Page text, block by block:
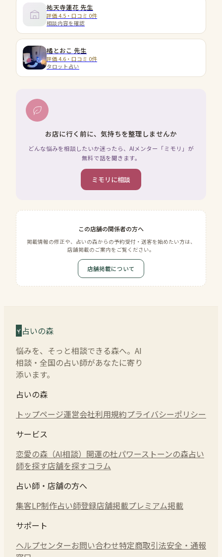
祐天寺蓮花 先生
評価 4.5・口コミ 0件
相談内容を確認
橘とおこ 先生
評価 4.6・口コミ 0件
タロット占い
お店に行く前に、気持ちを整理しませんか
どんな悩みを相談したいか迷ったら、AIメンター「ミモリ」が
無料で話を聞きます。
ミモリに相談
この店舗の関係者の方へ
掲載情報の修正や、占いの森からの予約受付・送客を始めたい方は、
店舗掲載のご案内をご覧ください。
店舗掲載について
占いの森
悩みを、そっと相談できる森へ。AI
相談・全国の占い師があなたに寄り
添います。
占いの森
トップページ運営会社利用規約プライバシーポリシー
サービス
恋愛の森（AI相談） 開運の杜パワーストーンの森占い
師を探す店舗を探すコラム
占い師・店舗の方へ
集客LP制作占い師登録店舗掲載プレミアム掲載
サポート
ヘルプセンターお問い合わせ特定商取引法安全・通報